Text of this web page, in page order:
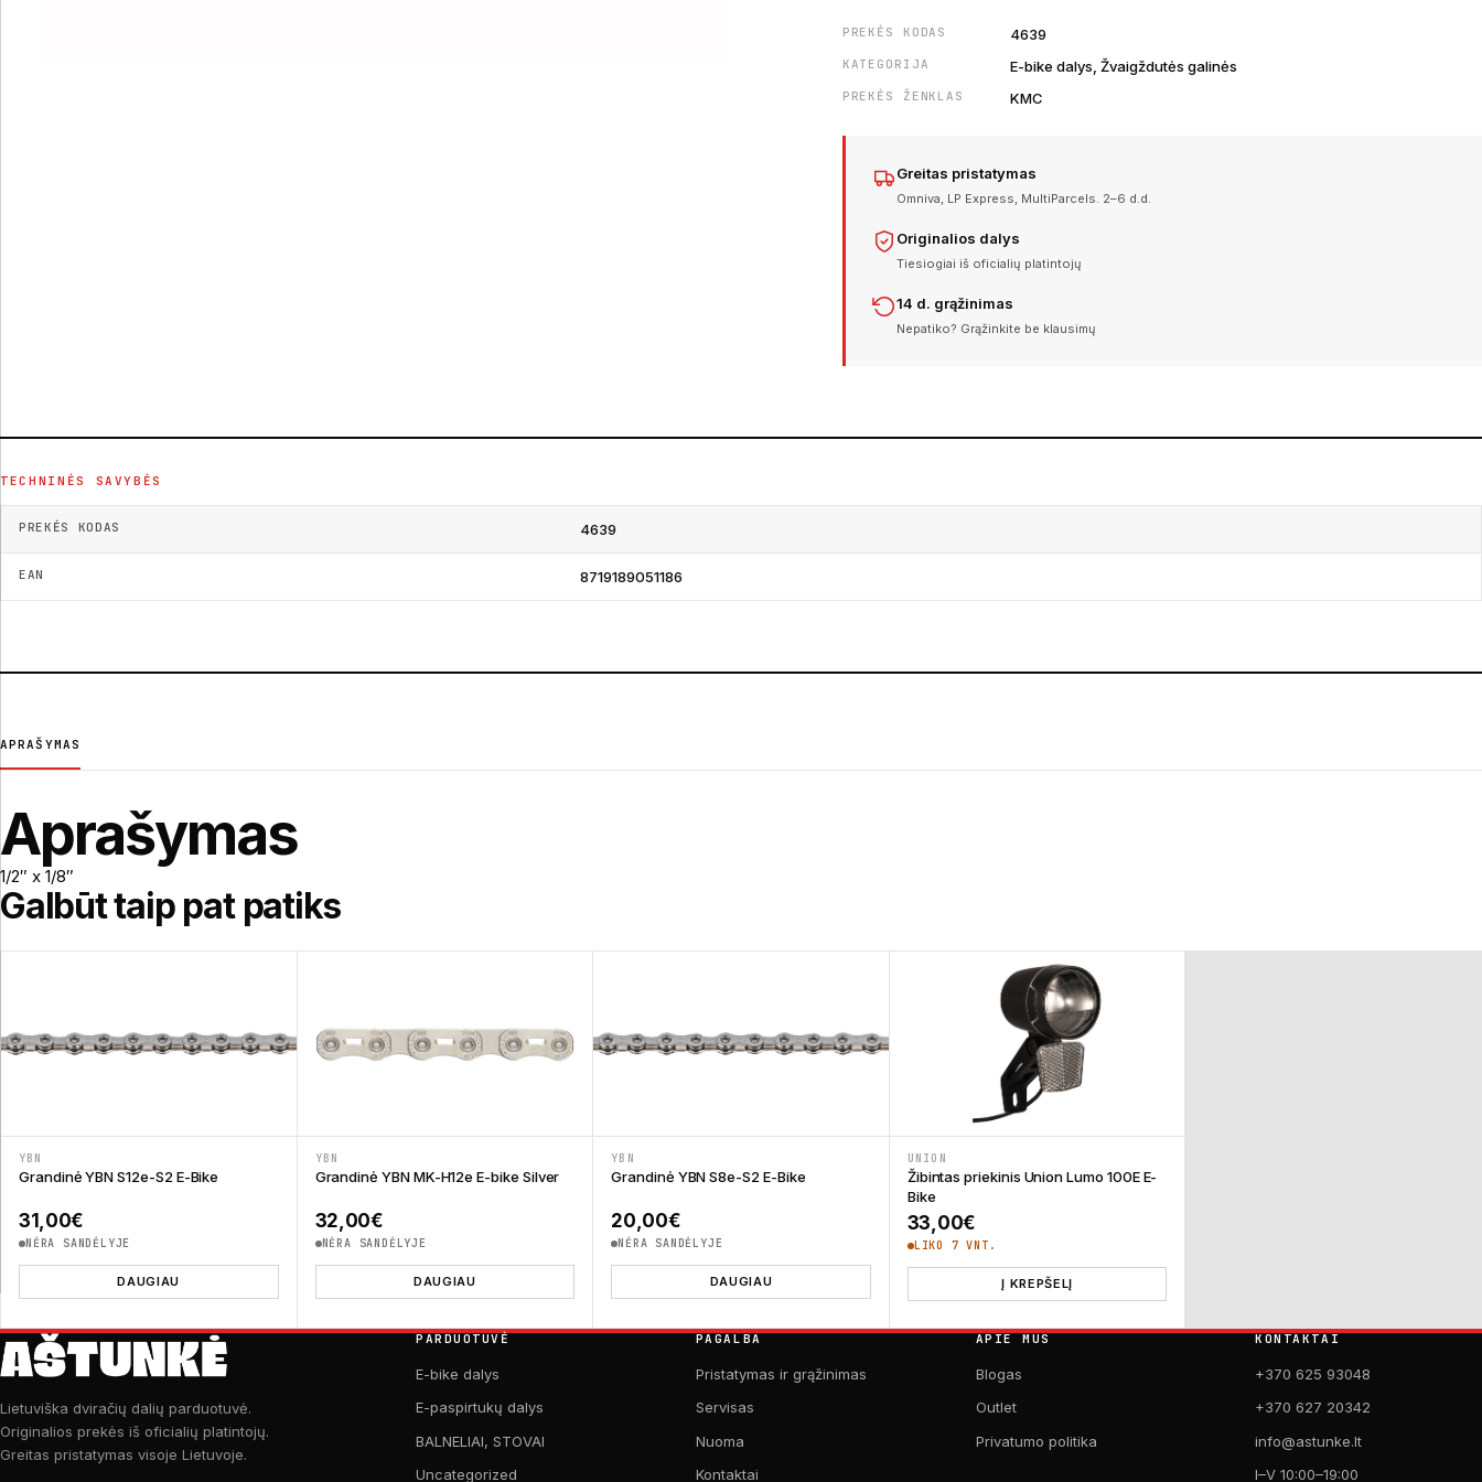
PREKĖS KODAS 4639
KATEGORIJA E-bike dalys, Žvaigždutės galinės
PREKĖS ŽENKLAS KMC
Greitas pristatymas
Omniva, LP Express, MultiParcels. 2–6 d.d.
Originalios dalys
Tiesiogiai iš oficialių platintojų
14 d. grąžinimas
Nepatiko? Grąžinkite be klausimų
TECHNINĖS SAVYBĖS
PREKĖS KODAS 4639
EAN 8719189051186
APRAŠYMAS
Aprašymas
1/2″ x 1/8″
Galbūt taip pat patiks
YBN
Grandinė YBN S12e-S2 E-Bike
31,00€
NĖRA SANDĖLYJE
DAUGIAU
YBN
Grandinė YBN MK-H12e E-bike Silver
32,00€
NĖRA SANDĖLYJE
DAUGIAU
YBN
Grandinė YBN S8e-S2 E-Bike
20,00€
NĖRA SANDĖLYJE
DAUGIAU
UNION
Žibintas priekinis Union Lumo 100E E-
Bike
33,00€
LIKO 7 VNT.
Į KREPŠELĮ
Lietuviška dviračių dalių parduotuvė.
Originalios prekės iš oficialių platintojų.
Greitas pristatymas visoje Lietuvoje.
PARDUOTUVĖ
E-bike dalys
E-paspirtukų dalys
BALNELIAI, STOVAI
Uncategorized
PAGALBA
Pristatymas ir grąžinimas
Servisas
Nuoma
Kontaktai
APIE MUS
Blogas
Outlet
Privatumo politika
KONTAKTAI
+370 625 93048
+370 627 20342
info@astunke.lt
I–V 10:00–19:00